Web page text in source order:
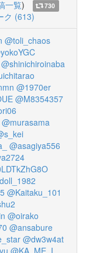
一覧)
730
ク (613)
@toli_chaos
@shinichiroinaba
@1970er
@M8354357
@murasama
@asagiya556
@Kaitaku_101
@oirako
@ansabure
@dw3w4at
@KA_ME_I